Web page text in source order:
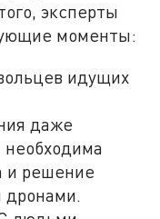
эксперты
моменты:
идущих
даже
и решение